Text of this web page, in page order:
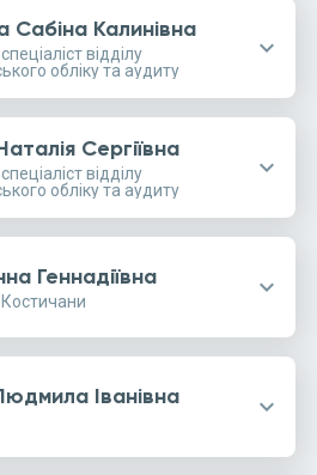
Сабіна Калинівна
відділу
обліку та аудиту
expand_more
Сергіївна
відділу
обліку та аудиту
expand_more
Геннадіївна expand_more
Іванівна expand_more